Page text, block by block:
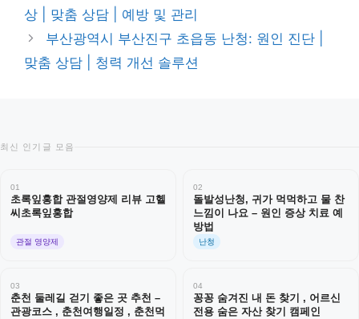
리
상 | 맞춤 상담 | 예방 및 관리
부산광역시 부산진구 초읍동 난청: 원인 진단 |
맞춤 상담 | 청력 개선 솔루션
최신 인기글 모음
01
초록잎홍합 관절영양제 리뷰 고헬
씨초록잎홍합
관절 영양제
02
돌발성난청, 귀가 먹먹하고 물 찬
느낌이 나요 – 원인 증상 치료 예
방법
난청
03
춘천 둘레길 걷기 좋은 곳 추천 –
관광코스 , 춘천여행일정 , 춘천먹
04
꽁꽁 숨겨진 내 돈 찾기 , 어르신
전용 숨은 자산 찾기 캠페인